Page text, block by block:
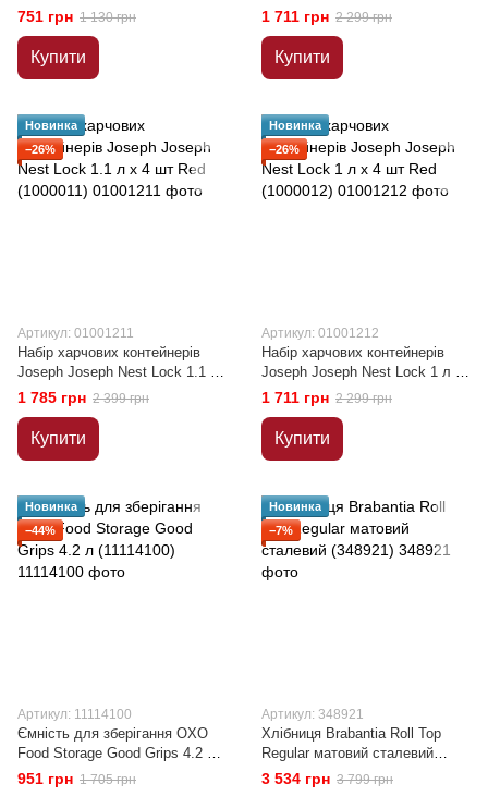
Good Grips 355 мл (11386300)
751 грн 1 130 грн
Купити
(1000015)
1 711 грн 2 299 грн
Купити
Новинка
−26%
Артикул: 01001211
Набір харчових контейнерів
Joseph Joseph Nest Lock 1.1 л
х 4 шт Red (1000011)
1 785 грн 2 399 грн
Купити
Новинка
−26%
Артикул: 01001212
Набір харчових контейнерів
Joseph Joseph Nest Lock 1 л х
4 шт Red (1000012)
1 711 грн 2 299 грн
Купити
Новинка
−44%
Артикул: 11114100
Ємність для зберігання OXO
Food Storage Good Grips 4.2 л
(11114100)
951 грн 1 705 грн
Новинка
−7%
Артикул: 348921
Хлібниця Brabantia Roll Top
Regular матовий сталевий
(348921)
3 534 грн 3 799 грн